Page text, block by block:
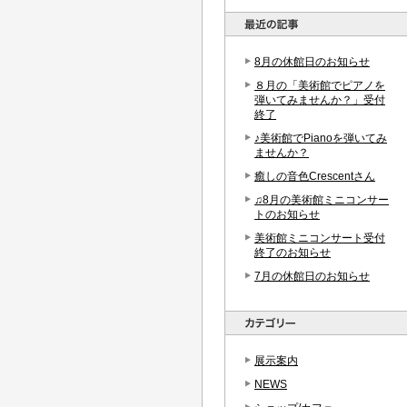
8月の休館日のお知らせ
８月の「美術館でピアノを
弾いてみませんか？」受付
終了
♪美術館でPianoを弾いてみ
ませんか？
癒しの音色Crescentさん
♫8月の美術館ミニコンサー
トのお知らせ
美術館ミニコンサート受付
終了のお知らせ
7月の休館日のお知らせ
展示案内
NEWS